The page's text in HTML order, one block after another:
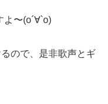
〜(о´∀`о)
ので、是非歌声とギ